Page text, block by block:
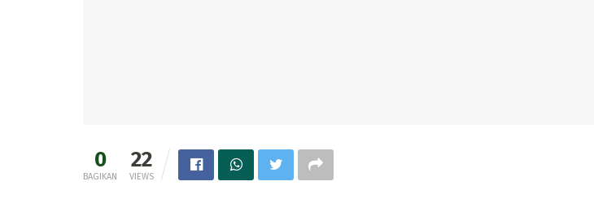
0
BAGIKAN
22
VIEWS